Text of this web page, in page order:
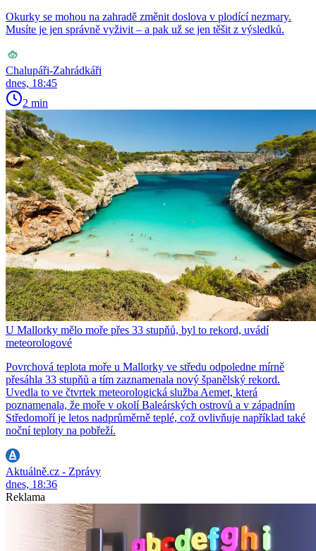
Okurky se mohou na zahradě změnit doslova v plodící nezmary.
Musíte je jen správně vyživit – a pak už se jen těšit z výsledků.
Chalupáři-Zahrádkáři
dnes, 18:45
2 min
U Mallorky mělo moře přes 33 stupňů, byl to rekord, uvádí
meteorologové
Povrchová teplota moře u Mallorky ve středu odpoledne mírně
přesáhla 33 stupňů a tím zaznamenala nový španělský rekord.
Uvedla to ve čtvrtek meteorologická služba Aemet, která
poznamenala, že moře v okolí Baleárských ostrovů a v západním
Středomoří je letos nadprůměrně teplé, což ovlivňuje například také
noční teploty na pobřeží.
Aktuálně.cz - Zprávy
dnes, 18:36
Reklama